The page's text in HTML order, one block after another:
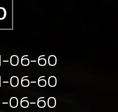
06-60
06-60
06-60